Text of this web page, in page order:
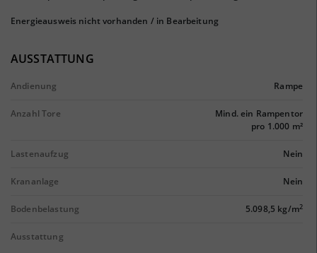
Energieausweis nicht vorhanden / in Bearbeitung
AUSSTATTUNG
Andienung Rampe
Anzahl Tore
Mind. ein Rampentor
pro 1.000 m²
Lastenaufzug Nein
Krananlage Nein
Bodenbelastung 5.098,5 kg/m2
Ausstattung